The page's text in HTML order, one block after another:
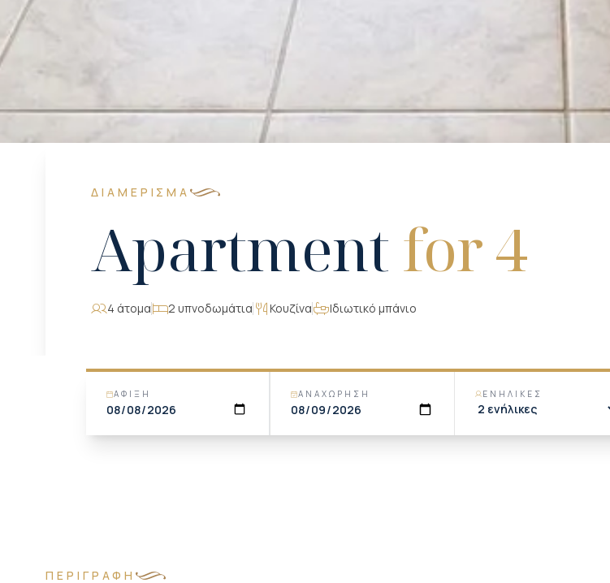
ΔΙΑΜΈΡΙΣΜΑ
Apartmentfor 4
4 άτομα 2 υπνοδωμάτια Κουζίνα Ιδιωτικό μπάνιο
ΆΦΙΞΗ ΑΝΑΧΏΡΗΣΗ ΕΝΉΛΙΚΕΣ
ΠΕΡΙΓΡΑΦΉ